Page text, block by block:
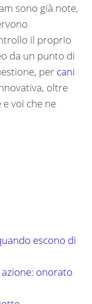
sono già note,
il proprio
da un punto di
per cani
oltre
e voi che ne
escono di
onorato